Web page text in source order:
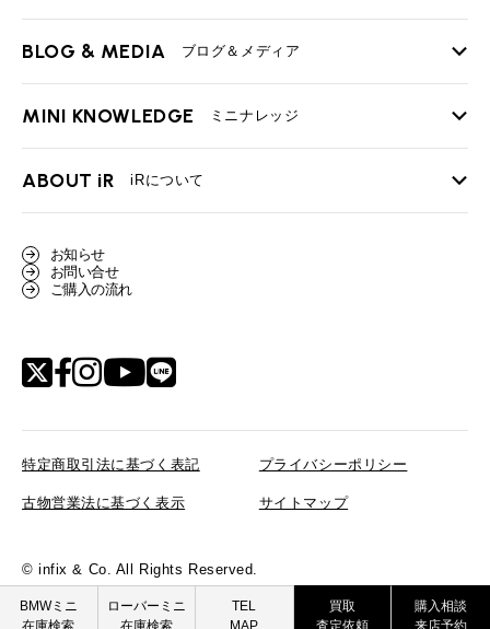
必要書類
BMWミニ買取査定依頼
ローバーミニ買取査定依頼
TOP
最近の修理実績
BLOG & MEDIA ブログ＆メディア
TOP
User's Voice 購入者様の声
Part's Report
MINI KNOWLEDGE ミニナレッジ
TOP
ローバーミニナレッジ
ABOUT iR iRについて
スタッフ紹介
リクルート
お知らせ
お問い合せ
ご購入の流れ
特定商取引法に基づく表記 プライバシーポリシー
古物営業法に基づく表示 サイトマップ
© infix & Co. All Rights Reserved.
BMWミニ
在庫検索
ローバーミニ
在庫検索
TEL
MAP
買取
査定依頼
購入相談
来店予約
ROVER MINI